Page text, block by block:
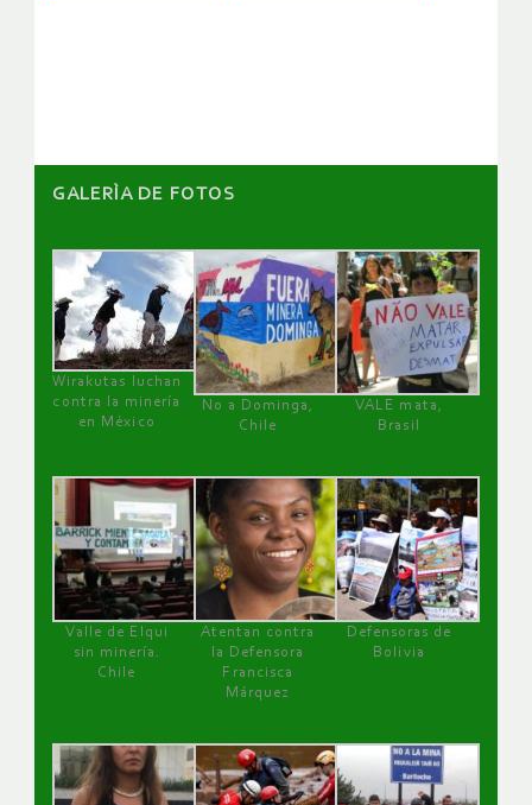
GALERÌA DE FOTOS
Wirakutas luchan
contra la minería
en México
No a Dominga,
Chile
VALE mata,
Brasil
Valle de Elqui
sin minería.
Chile
Atentan contra
la Defensora
Francisca
Márquez
Defensoras de
Bolivia